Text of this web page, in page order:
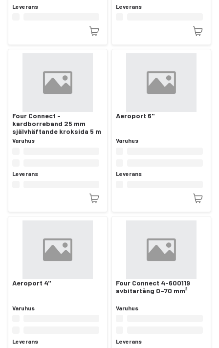
Leverans Leverans
Four Connect -
kardborreband 25 mm
självhäftande kroksida 5 m
Varuhus
Leverans
Aeroport 6"
Varuhus
Leverans
Aeroport 4"
Varuhus
Leverans
Four Connect 4-600119
avbitartång 0–70 mm²
Varuhus
Leverans